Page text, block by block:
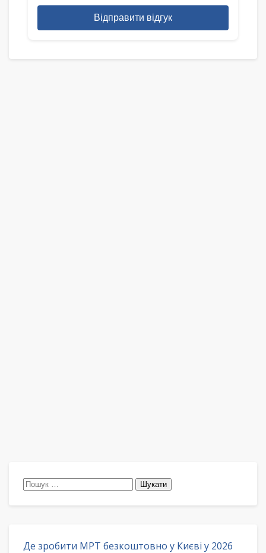
Відправити відгук
Пошук:
Де зробити МРТ безкоштовно у Києві у 2026